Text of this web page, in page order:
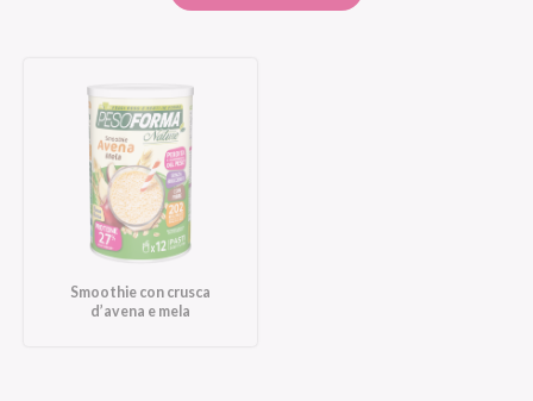
Smoothie con crusca
d’avena e mela